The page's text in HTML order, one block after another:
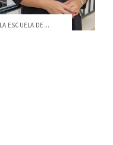
ESCUELA DE...